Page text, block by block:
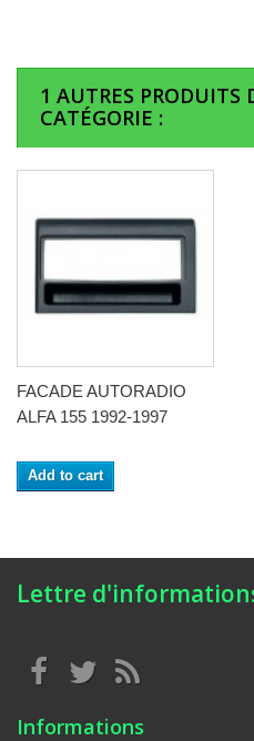
1 AUTRES PRODUITS
CATÉGORIE :
FACADE AUTORADIO
ALFA 155 1992-1997
Add to cart
Lettre
Informations